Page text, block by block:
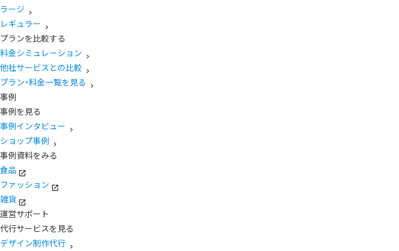
ラージ
レギュラー
プランを比較する
料金シミュレーション
他社サービスとの比較
プラン・料金一覧を見る
事例
事例を見る
事例インタビュー
ショップ事例
事例資料をみる
食品
ファッション
雑貨
運営サポート
代行サービスを見る
デザイン制作代行